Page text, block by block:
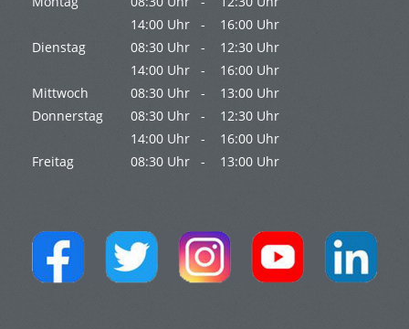
14:00 Uhr -
16:00 Uhr
Dienstag
08:30 Uhr -
12:30 Uhr
14:00 Uhr -
16:00 Uhr
Mittwoch
08:30 Uhr -
13:00 Uhr
Donnerstag
08:30 Uhr -
12:30 Uhr
14:00 Uhr -
16:00 Uhr
Freitag
08:30 Uhr - 13:00 Uhr